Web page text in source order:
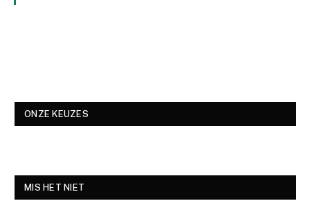
ONZE KEUZES
MIS HET NIET